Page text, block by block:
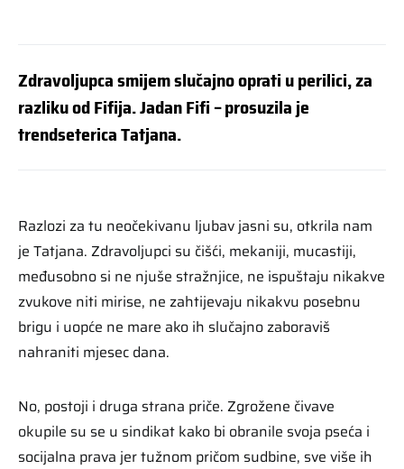
Zdravoljupca smijem slučajno oprati u perilici, za
razliku od Fifija. Jadan Fifi – prosuzila je
trendseterica Tatjana.
Razlozi za tu neočekivanu ljubav jasni su, otkrila nam
je Tatjana. Zdravoljupci su čišći, mekaniji, mucastiji,
međusobno si ne njuše stražnjice, ne ispuštaju nikakve
zvukove niti mirise, ne zahtijevaju nikakvu posebnu
brigu i uopće ne mare ako ih slučajno zaboraviš
nahraniti mjesec dana.
No, postoji i druga strana priče. Zgrožene čivave
okupile su se u sindikat kako bi obranile svoja pseća i
socijalna prava jer tužnom pričom sudbine, sve više ih